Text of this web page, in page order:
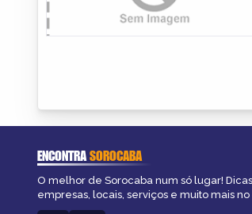
ENCONTRASOROCABA
O melhor de Sorocaba num só lugar!
empresas, locais, serviços e muito mais